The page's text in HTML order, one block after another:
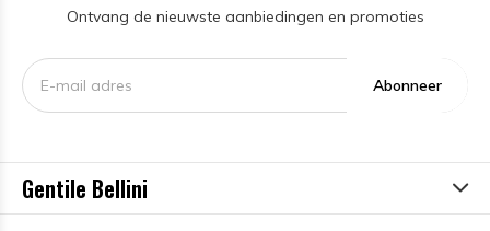
Ontvang de nieuwste aanbiedingen en promoties
Abonneer
Gentile Bellini